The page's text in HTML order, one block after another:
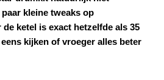
kleine tweaks op
ketel is exact hetzelfde als 35
kijken of vroeger alles beter